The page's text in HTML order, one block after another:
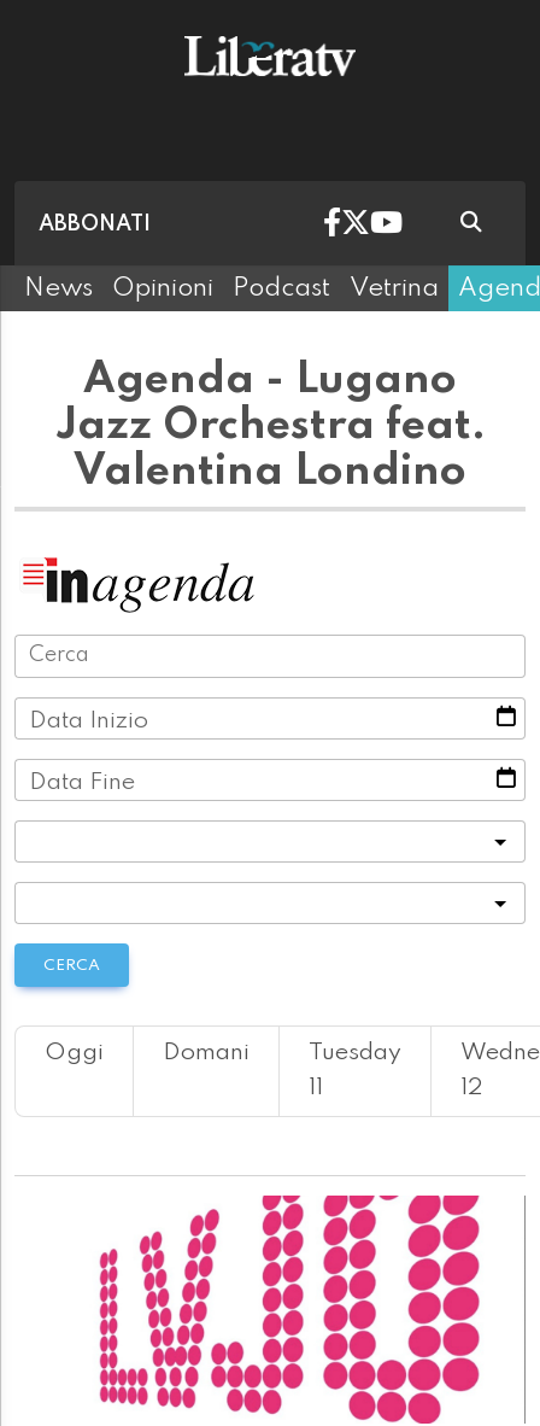
ABBONATI
News Opinioni Podcast Vetrina
Agenda - Lugano
Jazz Orchestra feat.
Valentina Londino
Data Inizio
Data Fine
CERCA
Oggi Domani
Tuesday
11
12